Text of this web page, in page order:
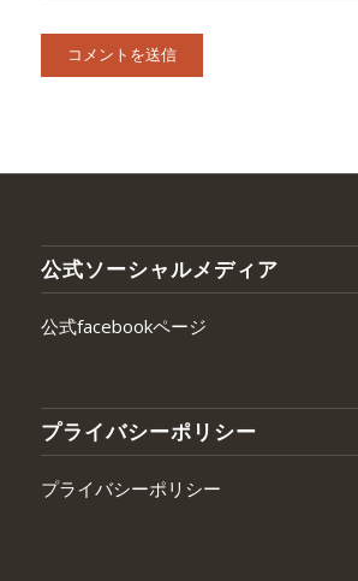
公式ソーシャルメディア
公式facebookページ
プライバシーポリシー
プライバシーポリシー